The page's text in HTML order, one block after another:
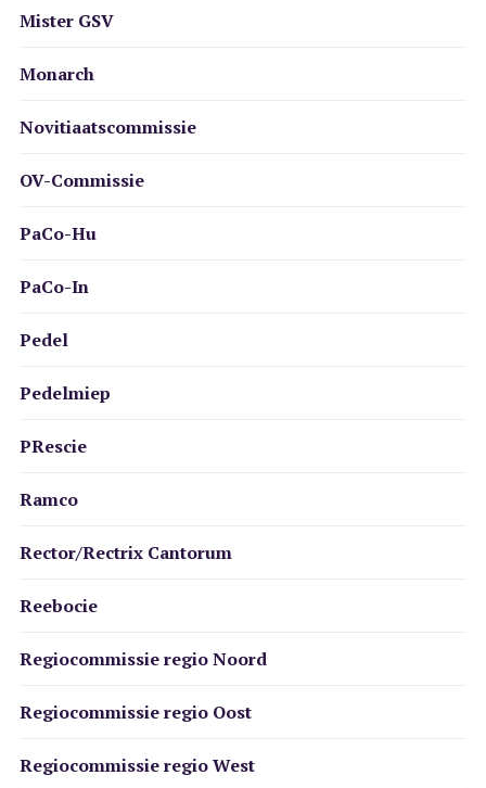
Mister GSV
Monarch
Novitiaatscommissie
OV-Commissie
PaCo-Hu
PaCo-In
Pedel
Pedelmiep
PRescie
Ramco
Rector/Rectrix Cantorum
Reebocie
Regiocommissie regio Noord
Regiocommissie regio Oost
Regiocommissie regio West